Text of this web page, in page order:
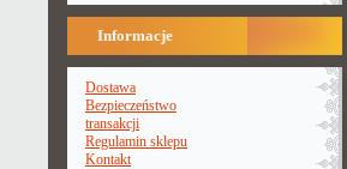
Informacje
Dostawa
Bezpieczeństwo
transakcji
Regulamin sklepu
Kontakt